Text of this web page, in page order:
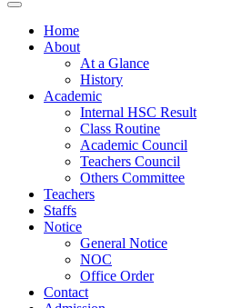
Home
About
At a Glance
History
Academic
Internal HSC Result
Class Routine
Academic Council
Teachers Council
Others Committee
Teachers
Staffs
Notice
General Notice
NOC
Office Order
Contact